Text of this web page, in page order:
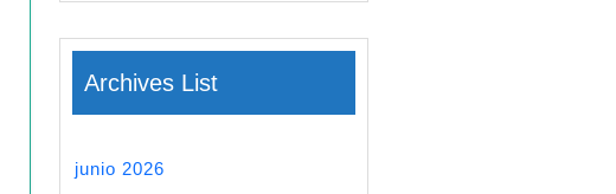
Archives List
junio 2026